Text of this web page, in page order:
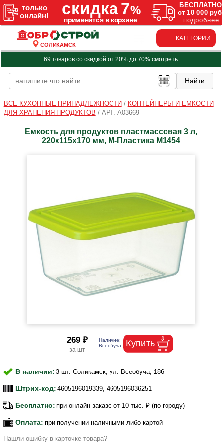
СОЛИКАМСК
КАТЕГОРИИ
69 товаров со скидкой от 20% до 70%смотреть
ВСЕ КУХОННЫЕ ПРИНАДЛЕЖНОСТИ / КОНТЕЙНЕРЫ И ЕМКОСТИ
ДЛЯ ХРАНЕНИЯ ПРОДУКТОВ / АРТ. A03669
Емкость для продуктов пластмассовая 3 л,
220х115x170 мм, М-Пластика М1454
269 ₽
В наличии: 3 шт. Соликамск, ул. Всеобуча, 186
Штрих-код: 4605196019339, 4605196036251
Бесплатно: при онлайн заказе от 10 тыс. ₽ (по городу)
Оплата: при получении наличными либо картой
Нашли ошибку в карточке товара?